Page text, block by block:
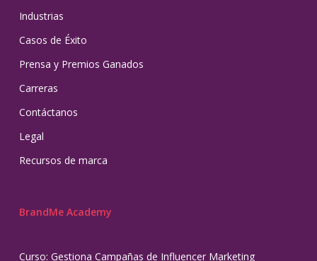
Industrias
Casos de Éxito
Prensa y Premios Ganados
Carreras
Contáctanos
Legal
Recursos de marca
BrandMe Academy
Curso: Gestiona Campañas de Influencer Marketing